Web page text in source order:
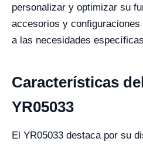
personalizar y optimizar su
accesorios y
a las necesidades
Características
YR05033
El YR05033 destaca por su